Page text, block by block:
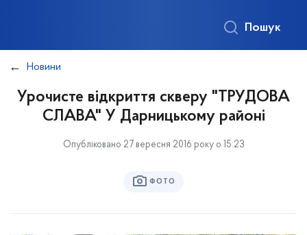
Пошук
Новини
Урочисте відкриття скверу "ТРУДОВА
СЛАВА" У Дарницькому районі
Опубліковано 27 вересня 2016 року о 15:23
ФОТО